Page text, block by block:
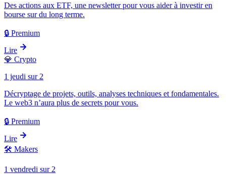
Des actions aux ETF, une newsletter pour vous aider à investir en
bourse sur du long terme.
🔒 Premium
Lire
💎 Crypto
1 jeudi sur 2
Décryptage de projets, outils, analyses techniques et fondamentales.
Le web3 n’aura plus de secrets pour vous.
🔒 Premium
Lire
🛠️ Makers
1 vendredi sur 2